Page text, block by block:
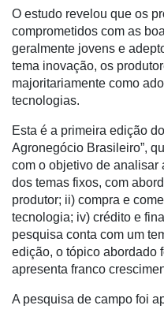
Cadeira
Artigos
Agenda
Agricultura
Precisão
Automação
e
Robótica
Conectividade
Dados
e
Análise
O estudo revelou que os
comprometidos com as
geralmente jovens e
tema inovação, os
majoritariamente como
tecnologias.
Esta é a primeira edição
Agronegócio Brasileiro”,
com o objetivo de analisar
dos temas fixos, com
produtor; ii) compra e
tecnologia; iv) crédito e
pesquisa conta com um
edição, o tópico abordado
apresenta franco
A pesquisa de campo foi